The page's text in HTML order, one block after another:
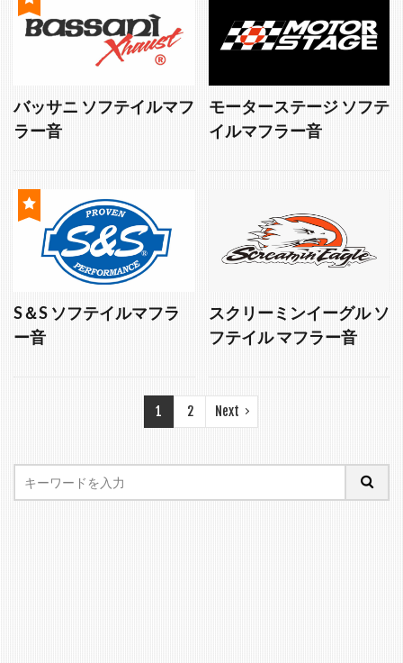
バッサニ ソフテイルマフ
ラー音
モーターステージ ソフテ
イルマフラー音
S＆S ソフテイルマフラ
ー音
スクリーミンイーグル ソ
フテイル マフラー音
1 2 Next